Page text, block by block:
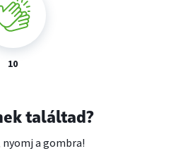
találtad?
a gombra!
10